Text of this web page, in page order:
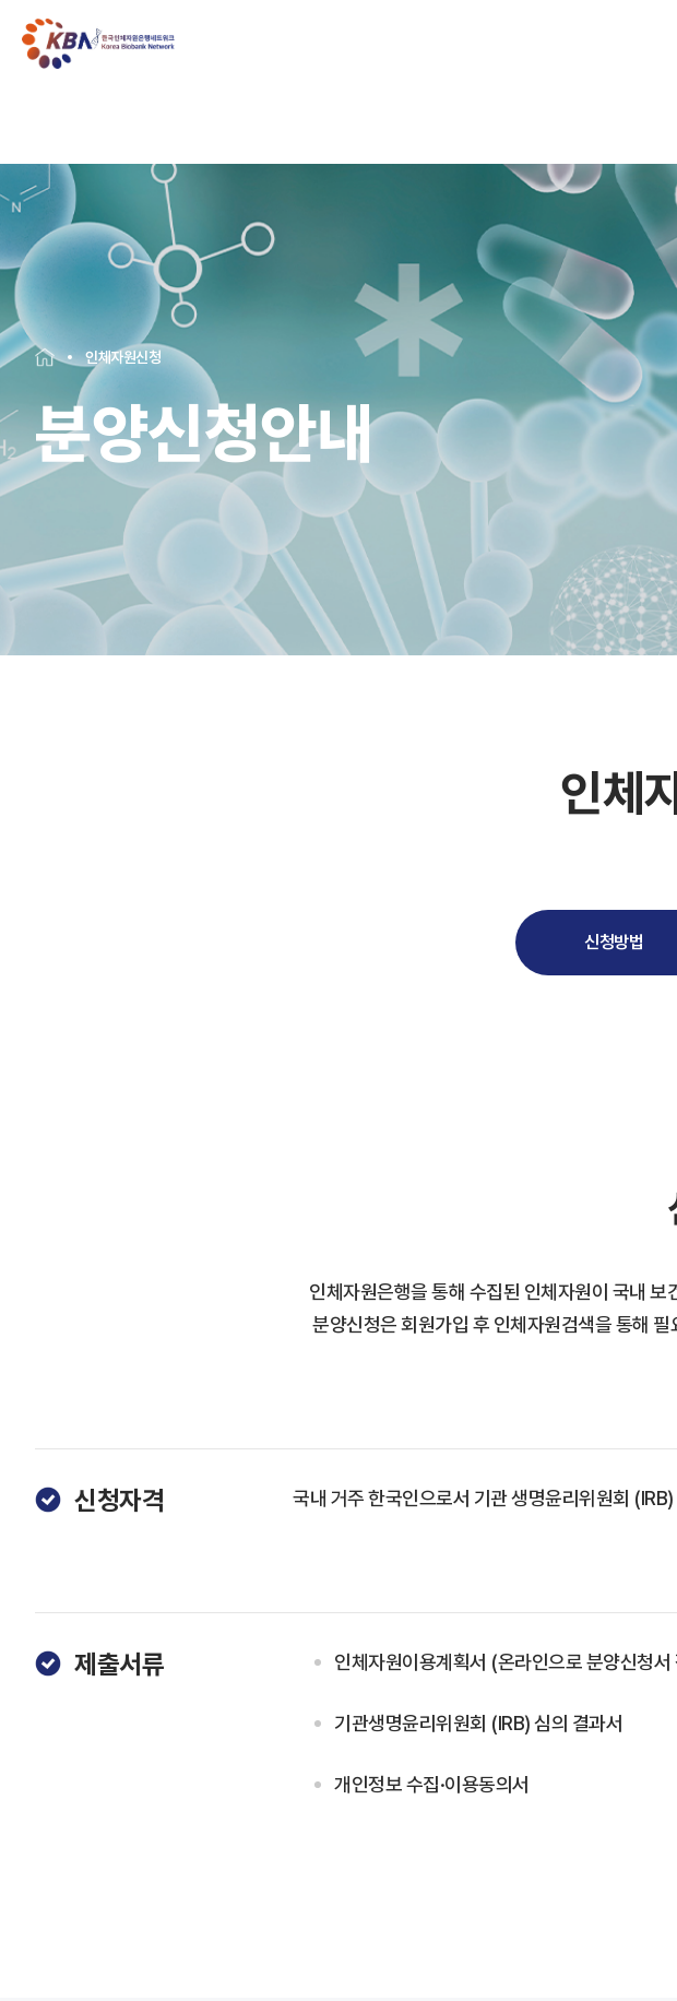
인체자원신청
분양신청안내
인체
신청방법
인체자원은행을 통해 수집된 인체자원이 국내
분양신청은 회원가입 후 인체자원검색을 통해
신청자격 국내 거주 한국인으로서 기관 생명윤리위원회
제출서류 인체자원이용계획서 (온라인으로 분양신청서
기관생명윤리위원회 (IRB) 심의 결과서
개인정보 수집·이용동의서